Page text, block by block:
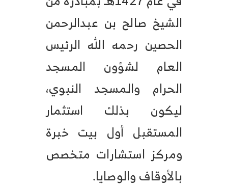
الشيخ صالح بن عبدالرحمن
الحصين رحمه الله الرئيس
العام لشؤون المسجد
الحرام والمسجد النبوي،
ليكون بذلك استثمار
المستقبل أول بيت خبرة
ومركز استشارات متخصص
بالأوقاف والوصايا.